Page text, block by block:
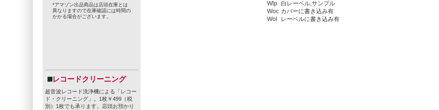
*アマゾン出品商品は店頭在庫とは
異なりますので在庫確認には時間の
かかる場合がございます。
レコードクリーニング
超音波レコード洗浄機による「レコー
ド・クリーニング」。1枚￥499（税
別）1枚でも承ります。店頭お預かり
Wlp 白レーベル,サンプル
Woc カバーに書き込み有
Wol
レーベルに書き込み有